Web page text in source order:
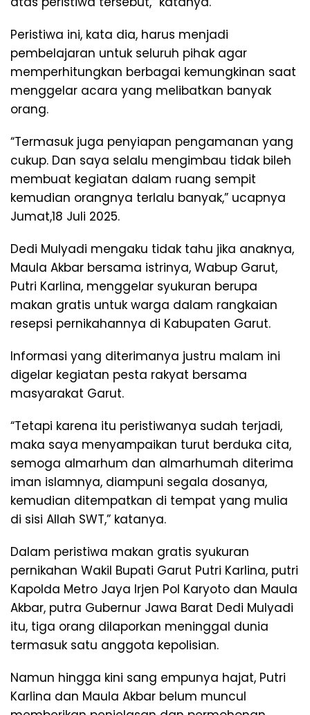
Peristiwa ini, kata dia, harus menjadi
pembelajaran untuk seluruh pihak agar
memperhitungkan berbagai kemungkinan saat
menggelar acara yang melibatkan banyak
orang.
“Termasuk juga penyiapan pengamanan yang
cukup. Dan saya selalu mengimbau tidak bileh
membuat kegiatan dalam ruang sempit
kemudian orangnya terlalu banyak,” ucapnya
Jumat,18 Juli 2025.
Dedi Mulyadi mengaku tidak tahu jika anaknya,
Maula Akbar bersama istrinya, Wabup Garut,
Putri Karlina, menggelar syukuran berupa
makan gratis untuk warga dalam rangkaian
resepsi pernikahannya di Kabupaten Garut.
Informasi yang diterimanya justru malam ini
digelar kegiatan pesta rakyat bersama
masyarakat Garut.
“Tetapi karena itu peristiwanya sudah terjadi,
maka saya menyampaikan turut berduka cita,
semoga almarhum dan almarhumah diterima
iman islamnya, diampuni segala dosanya,
kemudian ditempatkan di tempat yang mulia
di sisi Allah SWT,” katanya.
Dalam peristiwa makan gratis syukuran
pernikahan Wakil Bupati Garut Putri Karlina, putri
Kapolda Metro Jaya Irjen Pol Karyoto dan Maula
Akbar, putra Gubernur Jawa Barat Dedi Mulyadi
itu, tiga orang dilaporkan meninggal dunia
termasuk satu anggota kepolisian.
Namun hingga kini sang empunya hajat, Putri
Karlina dan Maula Akbar belum muncul